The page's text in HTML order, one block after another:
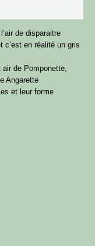
de disparaitre
c’est en réalité un gris
de Pomponette,
Angarette
et leur forme